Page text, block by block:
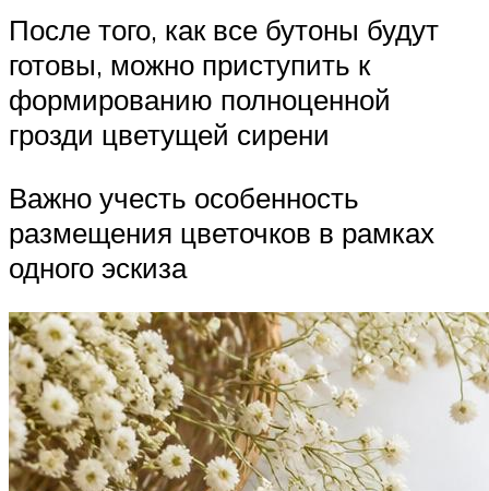
После того, как все бутоны будут
готовы, можно приступить к
формированию полноценной
грозди цветущей сирени
Важно учесть особенность
размещения цветочков в рамках
одного эскиза